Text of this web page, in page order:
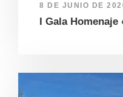
8 DE JUNIO DE
I Gala